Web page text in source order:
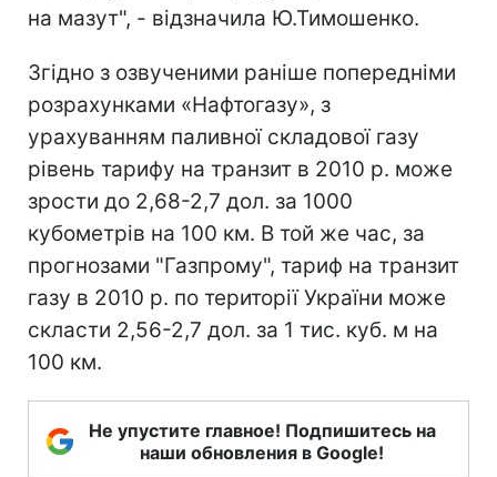
на мазут", - відзначила Ю.Тимошенко.
Згідно з озвученими раніше попередніми
розрахунками «Нафтогазу», з
урахуванням паливної складової газу
рівень тарифу на транзит в 2010 р. може
зрости до 2,68-2,7 дол. за 1000
кубометрів на 100 км. В той же час, за
прогнозами "Газпрому", тариф на транзит
газу в 2010 р. по території України може
скласти 2,56-2,7 дол. за 1 тис. куб. м на
100 км.
Не упустите главное! Подпишитесь на
наши обновления в Google!